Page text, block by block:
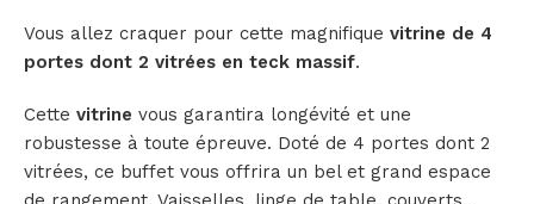
Vous allez craquer pour cette magnifique vitrine de 4
portes dont 2 vitrées en teck massif.
Cette vitrine vous garantira longévité et une
robustesse à toute épreuve. Doté de 4 portes dont 2
vitrées, ce buffet vous offrira un bel et grand espace